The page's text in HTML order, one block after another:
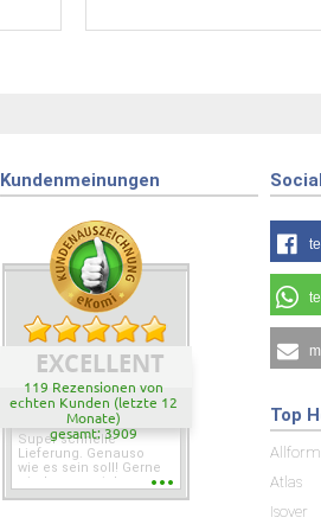
Kundenmeinungen
EXCELLENT
119 Rezensionen von
echten Kunden (letzte 12
Monate)
gesamt: 3909
Super schnelle
Lieferung. Genauso
wie es sein soll! Gerne
wieder wenn ich was
Top
Allform
Atlas
Isover